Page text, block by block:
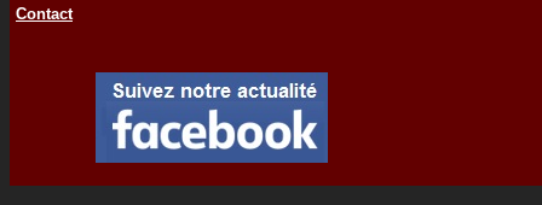
Contact